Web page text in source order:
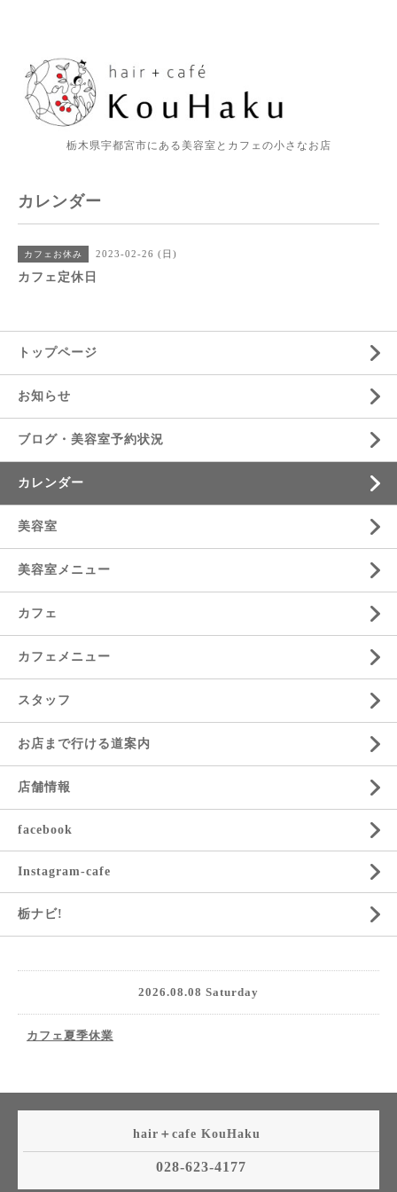
栃木県宇都宮市にある美容室とカフェの小さなお店
カレンダー
カフェお休み 2023-02-26 (日)
カフェ定休日
トップページ
お知らせ
ブログ・美容室予約状況
カレンダー
美容室
美容室メニュー
カフェ
カフェメニュー
スタッフ
お店まで行ける道案内
店舗情報
facebook
Instagram-cafe
栃ナビ!
2026.08.08 Saturday
カフェ夏季休業
hair＋cafe KouHaku
028-623-4177